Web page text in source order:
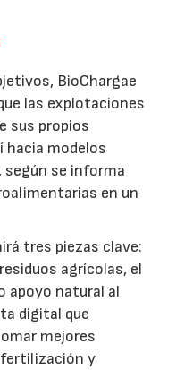
BioChargae
las explotaciones
sus propios
hacia modelos
según se informa
en un
tres piezas clave:
agrícolas, el
apoyo natural al
digital que
mejores
fertilización y